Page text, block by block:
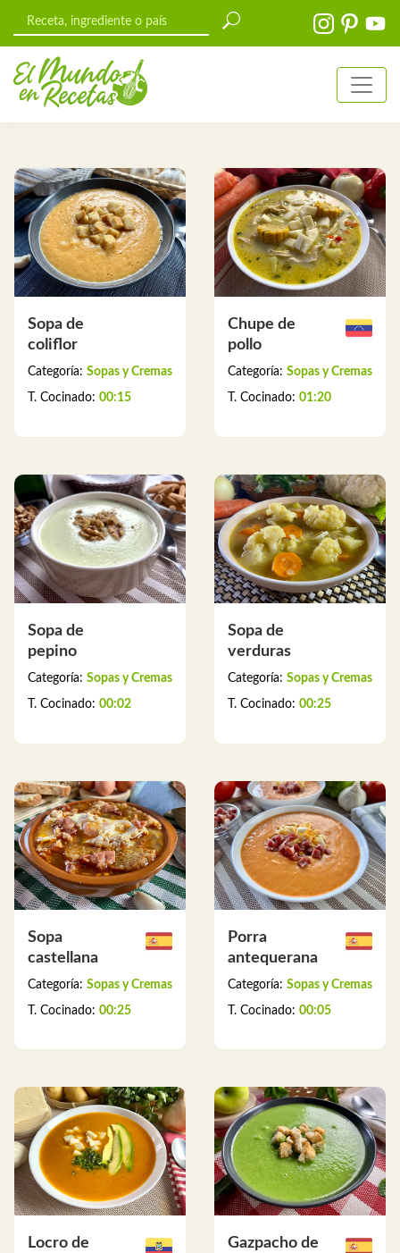
Sopa de
coliflor
Categoría: Sopas y Cremas
T. Cocinado: 00:15
Chupe de
pollo
Categoría: Sopas y Cremas
T. Cocinado: 01:20
Sopa de
pepino
Categoría: Sopas y Cremas
T. Cocinado: 00:02
Sopa de
verduras
Categoría: Sopas y Cremas
T. Cocinado: 00:25
Sopa
castellana
Categoría: Sopas y Cremas
T. Cocinado: 00:25
Porra
antequerana
Categoría: Sopas y Cremas
T. Cocinado: 00:05
Locro de
Gazpacho de